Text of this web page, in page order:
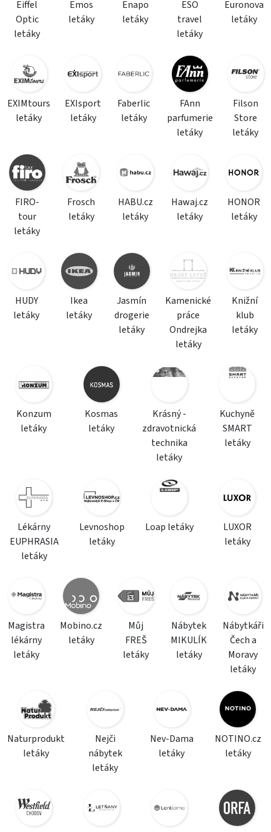
Eiffel
Optic
letáky
Emos
letáky
Enapo
letáky
ESO
travel
letáky
Euronova
letáky
EXIMtours
letáky
EXIsport
letáky
Faberlic
letáky
FAnn
parfumerie
letáky
Filson
Store
letáky
FIRO-
tour
letáky
Frosch
letáky
HABU.cz
letáky
Hawaj.cz
letáky
HONOR
letáky
HUDY
letáky
Ikea
letáky
Jasmín
drogerie
letáky
Kamenické
práce
Ondrejka
letáky
Knižní
klub
letáky
Konzum
letáky
Kosmas
letáky
Krásný -
zdravotnická
technika
letáky
Kuchyně
SMART
letáky
Lékárny
EUPHRASIA
letáky
Levnoshop
letáky
Loap letáky
LUXOR
letáky
Magistra
lékárny
letáky
Mobino.cz
letáky
Můj
FREŠ
letáky
Nábytek
MIKULÍK
letáky
Nábytkáři
Čech a
Moravy
letáky
Naturprodukt
letáky
Nejči
nábytek
letáky
Nev-Dama
letáky
NOTINO.cz
letáky